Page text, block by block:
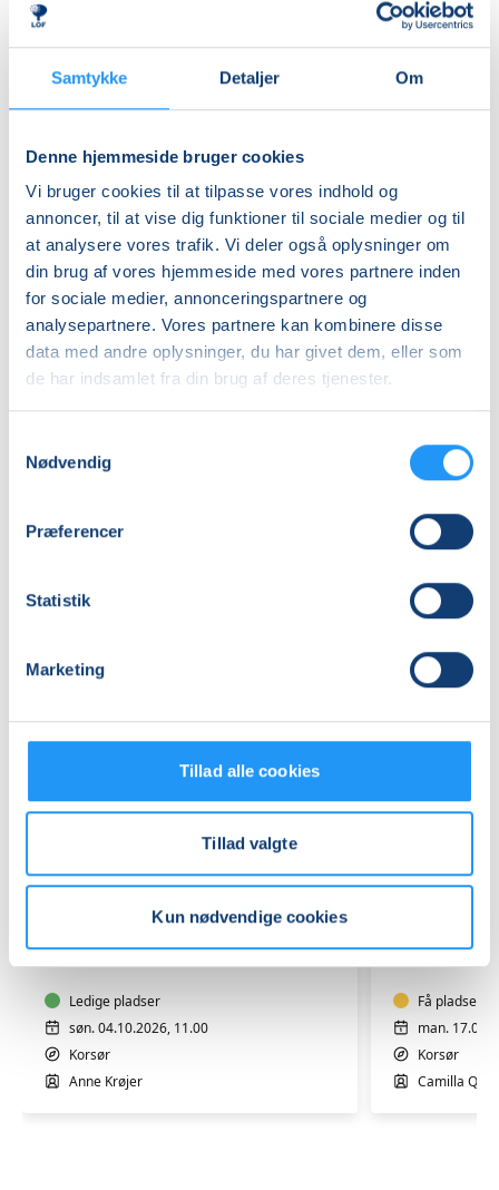
Samtykke Detaljer Om
Denne hjemmeside bruger cookies
Vi bruger cookies til at tilpasse vores indhold og
annoncer, til at vise dig funktioner til sociale medier og til
at analysere vores trafik. Vi deler også oplysninger om
din brug af vores hjemmeside med vores partnere inden
for sociale medier, annonceringspartnere og
analysepartnere. Vores partnere kan kombinere disse
data med andre oplysninger, du har givet dem, eller som
de har indsamlet fra din brug af deres tjenester.
Nødvendig
Præferencer
Statistik
Marketing
Tillad alle cookies
Tillad valgte
Kun nødvendige cookies
Sidste mødegang
mandag 26.10.2026, kl. 19.15 - 20.45
Antal mødegange
Korsør Kulturhus, Skolegade 1, 4220, Korsør(Lille
gymnastiksal)
Se på kort
Praktiske oplysninger
Mødegange
Relaterede hold
Papirblomster
Kreativ
med
Anne
Krøjer
i
Ledige pladser
søn. 04.10.2026, 11.00
Korsør
Anne Krøjer
efter
i
Korsør
Få pladser
man.
Korsør
Camilla